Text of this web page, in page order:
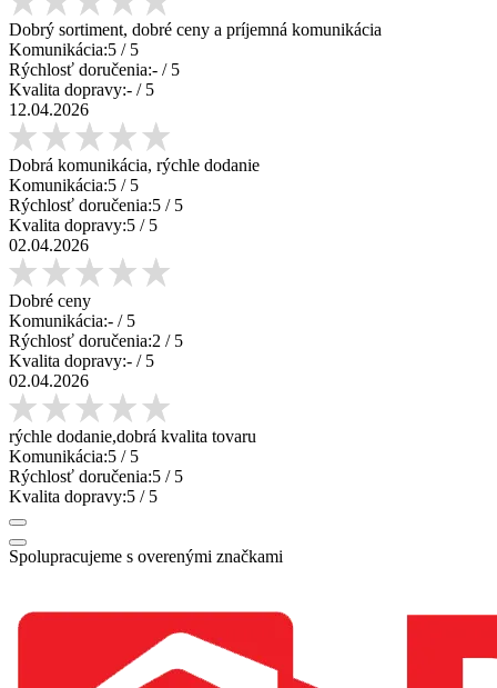
Dobrý sortiment, dobré ceny a príjemná komunikácia
Komunikácia:5 / 5
Rýchlosť doručenia:- / 5
Kvalita dopravy:- / 5
12.04.2026
Dobrá komunikácia, rýchle dodanie
Komunikácia:5 / 5
Rýchlosť doručenia:5 / 5
Kvalita dopravy:5 / 5
02.04.2026
Dobré ceny
Komunikácia:- / 5
Rýchlosť doručenia:2 / 5
Kvalita dopravy:- / 5
02.04.2026
rýchle dodanie,dobrá kvalita tovaru
Komunikácia:5 / 5
Rýchlosť doručenia:5 / 5
Kvalita dopravy:5 / 5
Spolupracujeme s overenými značkami